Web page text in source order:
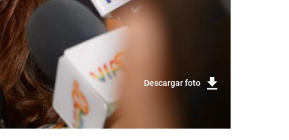
Descargar foto